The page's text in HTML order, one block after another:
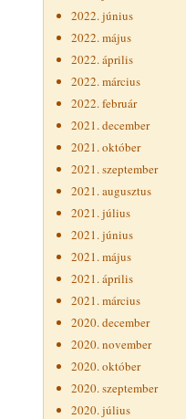
2022. június
2022. május
2022. április
2022. március
2022. február
2021. december
2021. október
2021. szeptember
2021. augusztus
2021. július
2021. június
2021. május
2021. április
2021. március
2020. december
2020. november
2020. október
2020. szeptember
2020. július